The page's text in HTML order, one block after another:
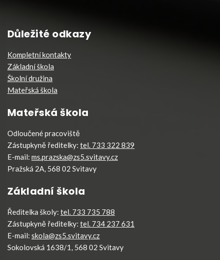
Důležité odkazy
Kompletní kontakty
Základní škola
Školní družina
Mateřská škola
Mateřská škola
Odloučené pracoviště
Zástupkyně ředitelky: tel. 733 322 839
E-mail: ms.prazska@zs5.svitavy.cz
Pražská 2A, 568 02 Svitavy
Základní škola
Ředitelka školy: tel. 733 735 788
Zástupkyně ředitelky: tel. 734 237 631
E-mail: skola@zs5.svitavy.cz
Sokolovská 1638/1, 568 02 Svitavy